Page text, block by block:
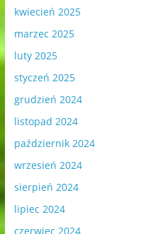
kwiecień 2025
marzec 2025
luty 2025
styczeń 2025
grudzień 2024
listopad 2024
październik 2024
wrzesień 2024
sierpień 2024
lipiec 2024
czerwiec 2024